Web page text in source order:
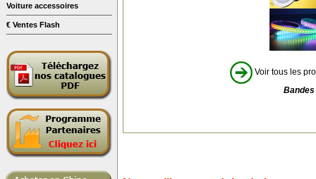
Voiture accessoires
€ Ventes Flash
Voir tous les
Bandes